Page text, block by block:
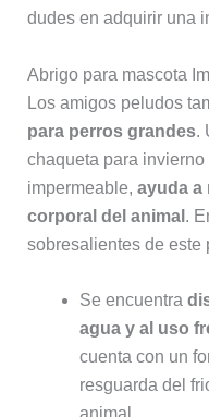
dudes en adquirir una
Abrigo para mascota
Los amigos peludos
para perros grandes.
chaqueta para
impermeable, ayuda a
corporal del animal .
sobresalientes de este
Se encuentra
agua y al uso
cuenta con un
resguarda del